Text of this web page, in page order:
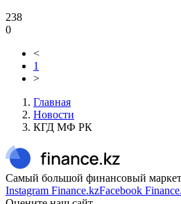
238
0
<
1
>
Главная
Новости
КГД МФ РК
Самый большой финансовый
Instagram Finance.kzFacebook